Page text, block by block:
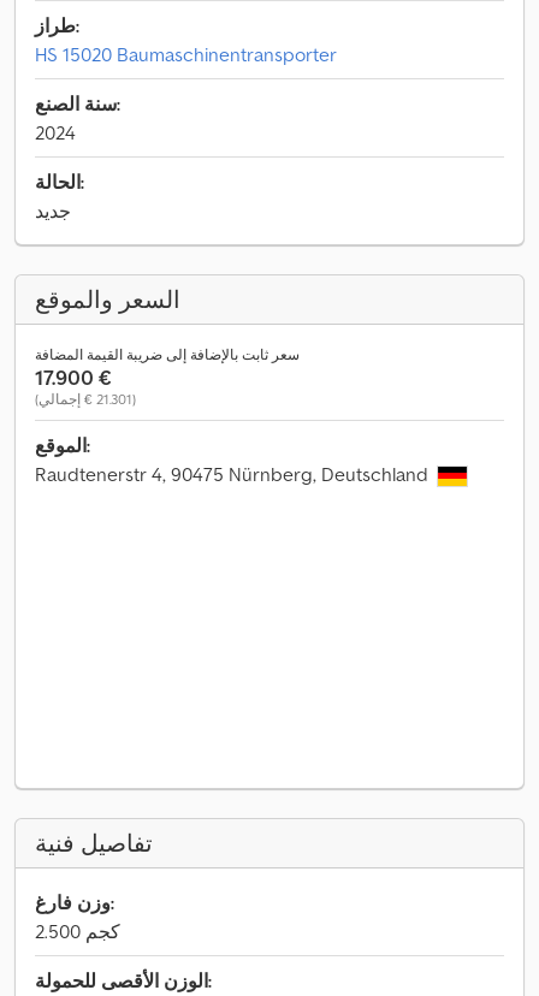
طراز:
HS 15020 Baumaschinentransporter
سنة الصنع:
2024
الحالة:
جديد
السعر والموقع
سعر ثابت بالإضافة إلى ضريبة القيمة المضافة
‏17.900 €
(‏21.301 € إجمالي)
الموقع:
Raudtenerstr 4, 90475 Nürnberg, Deutschland
تفاصيل فنية
وزن فارغ:
2.500 كجم
الوزن الأقصى للحمولة: